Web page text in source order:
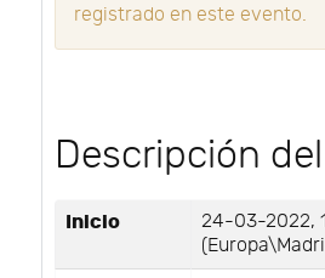
registrado en este evento.
Descripción
Inicio
24-03-2022,